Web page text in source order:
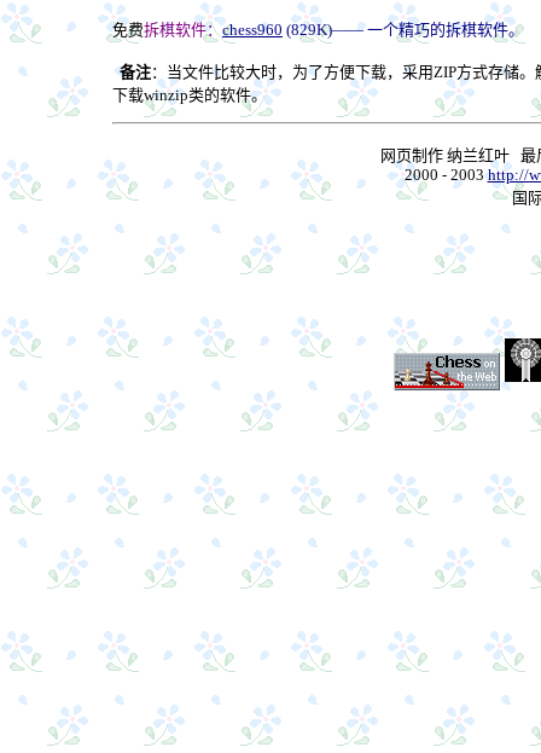
免费拆棋软件：chess960 (829K)—— 一个精巧的拆棋软件。
备注：当文件比较大时，为了方便下载，采用ZIP方式存储
下载winzip类的软件。
网页制作 纳兰红叶
2000 - 2003http://
国